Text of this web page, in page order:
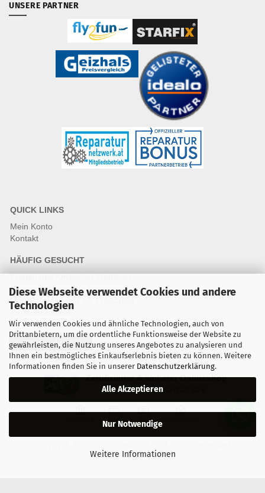
Diese Webseite verwendet Cookies und andere
Technologien
Wir verwenden Cookies und ähnliche Technologien, auch von
Drittanbietern, um die ordentliche Funktionsweise der Website zu
gewährleisten, die Nutzung unseres Angebotes zu analysieren und
Ihnen ein bestmögliches Einkaufserlebnis bieten zu können. Weitere
Informationen finden Sie in unserer Datenschutzerklärung.
Alle Akzeptieren
Nur Notwendige
Weitere Informationen
UNSERE PARTNER
QUICK LINKS
Mein Konto
Kontakt
HÄUFIG GESUCHT
Fragen und Antworten Webshop
Fragen & Antworten Reparatur
Qualitätsstandards für Ersatzteile
Reparaturablauf
Vertrag widerrufen
Zertifizierter & sicherer Onlineshop
Kostenloser Versand ab 30 €